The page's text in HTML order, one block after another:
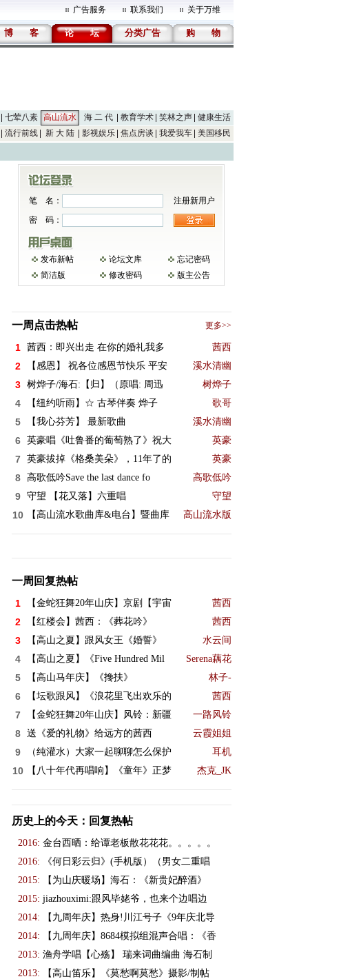
广告服务 联系我们 关于万维
博 客 论 坛 分类广告 购 物
七荤八素 高山流水 海 二 代 教育学术 笑林之声
健康生活
流行前线 新 大 陆 影视娱乐 焦点房谈 我爱我车 美国移民
笔 名：
注册新用户
密 码：
发布新帖 论坛文库
忘记密码
简洁版
修改密码 版主公告
一周点击热帖 更多>>
1 茜西：即兴出走 在你的婚礼我多 茜西
2 【感恩】 祝各位感恩节快乐 平安 溪水清幽
3 树烨子/海石:【归】（原唱: 周迅 树烨子
4 【纽约听雨】☆ 古琴伴奏 烨子 歌哥
5 【我心芬芳】 最新歌曲 溪水清幽
6 英豪唱《吐鲁番的葡萄熟了》祝大 英豪
7 英豪拔掉《格桑美朵》，11年了的 英豪
8 高歌低吟Save the last dance fo 高歌低吟
9 守望 【花又落】六重唱 守望
10 【高山流水歌曲库&电台】暨曲库 高山流水版
一周回复热帖
1 【金蛇狂舞20年山庆】京剧【宇宙 茜西
2 【红楼会】茜西：《葬花吟》 茜西
3 【高山之夏】跟风女王《婚誓》 水云间
4 【高山之夏】《Five Hundred Mil Serena藕花
5 【高山马年庆】《搀扶》 林子-
6 【坛歌跟风】《浪花里飞出欢乐的 茜西
7 【金蛇狂舞20年山庆】风铃：新疆 一路风铃
8 送《爱的礼物》给远方的茜西 云霞姐姐
9 （纯灌水）大家一起聊聊怎么保护 耳机
10 【八十年代再唱响】《童年》正梦 杰克_JK
历史上的今天：回复热帖
2016: 金台西晒：给谭老板散花花花。。。。。
2016:
《何日彩云归》(手机版）（男女二重唱
2015:
【为山庆暖场】海石：《新贵妃醉酒》
2015: jiazhouximi:跟风毕姥爷，也来个边唱边
2014:
【九周年庆】热身!川江号子《9年庆北导
2014:
【九周年庆】8684模拟组混声合唱：《香
2013: 渔舟学唱【心殇】 瑞来词曲编曲 海石制
2013:
【高山笛乐】《莫愁啊莫愁》摄影/制帖